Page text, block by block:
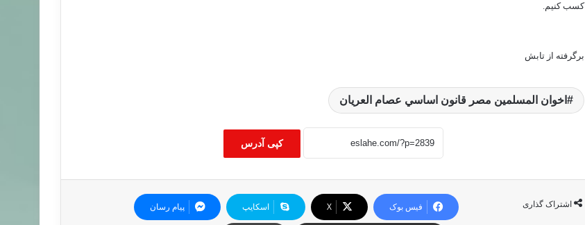
کسب کنیم.
برگرفته از تابش
اخوان المسلمين مصر قانون اساسي عصام العريان
کپی آدرس
اشتراک گذاری فیس بوک X اسکایپ پیام رسان